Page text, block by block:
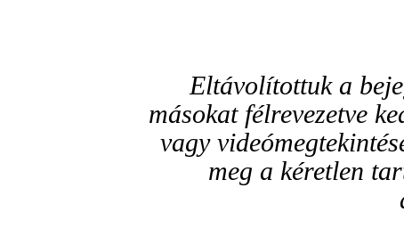
Eltávolítottuk a
másokat félrevezetve
vagy
meg a kéretlen